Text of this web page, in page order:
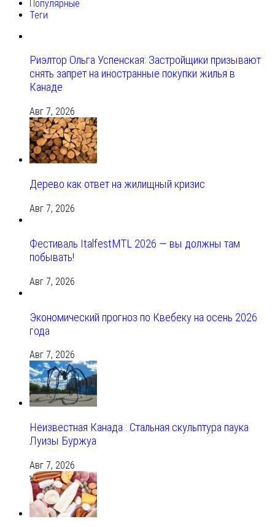
Популярные
Теги
Риэлтор Ольга Успенская: Застройщики призывают
снять запрет на иностранные покупки жилья в
Канаде
Авг 7, 2026
Дерево как ответ на жилищный кризис
Авг 7, 2026
Фестиваль ItalfestMTL 2026 — вы должны там
побывать!
Авг 7, 2026
Экономический прогноз по Квебеку на осень 2026
года
Авг 7, 2026
Неизвестная Канада : Стальная скульптура паука
Луизы Буржуа
Авг 7, 2026